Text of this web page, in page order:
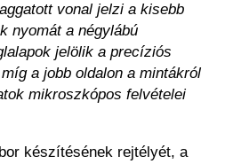
vonal jelzi a kisebb
nyomát a négylábú
jelölik a precíziós
a jobb oldalon a mintákról
mikroszkópos felvételei
készítésének rejtélyét, a